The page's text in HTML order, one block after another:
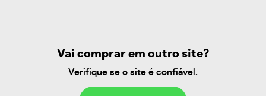
Vai comprar em outro site?
Verifique se o site é confiável.